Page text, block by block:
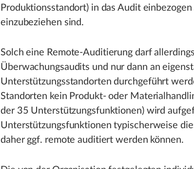
Produktionsstandort) in das Audit
einzubeziehen sind.
Solch eine Remote-Auditierung darf
Überwachungsaudits und nur dann an
Unterstützungsstandorten durchgeführt
Standorten kein Produkt- oder
der 35 Unterstützungsfunktionen) wird
Unterstützungsfunktionen typischerweise
daher ggf. remote auditiert werden können.